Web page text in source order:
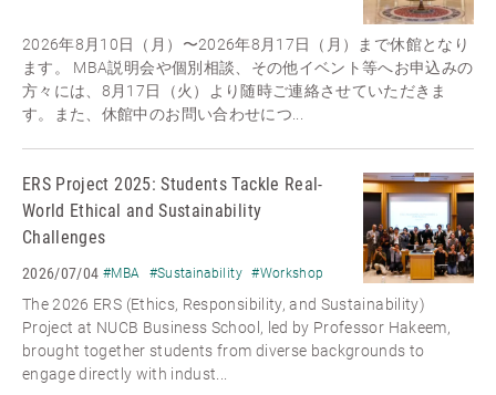
2026年8月10日（月）〜2026年8月17日（月）まで休館となり
ます。 MBA説明会や個別相談、その他イベント等へお申込みの
方々には、8月17日（火）より随時ご連絡させていただきま
す。また、休館中のお問い合わせにつ...
ERS Project 2025: Students Tackle Real-
World Ethical and Sustainability
Challenges
2026/07/04 #MBA #Sustainability #Workshop
The 2026 ERS (Ethics, Responsibility, and Sustainability)
Project at NUCB Business School, led by Professor Hakeem,
brought together students from diverse backgrounds to
engage directly with indust...